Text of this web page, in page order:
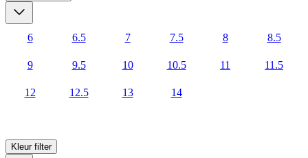
6 6.5 7 7.5 8 8.5
9 9.5 10 10.5 11 11.5
12 12.5 13 14
Kleur filter